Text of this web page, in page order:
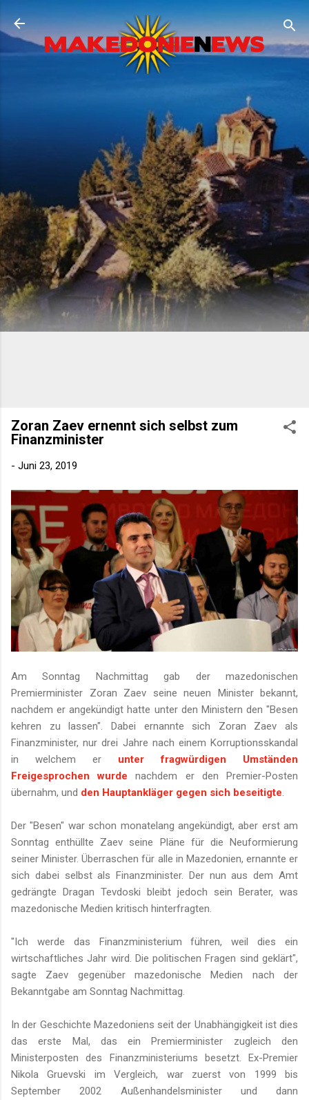
Direkt zum Hauptbereich
Zoran Zaev ernennt sich selbst zum
Finanzminister
- Juni 23, 2019
Am Sonntag Nachmittag gab der mazedonischen
Premierminister Zoran Zaev seine neuen Minister bekannt,
nachdem er angekündigt hatte unter den Ministern den "Besen
kehren zu lassen". Dabei ernannte sich Zoran Zaev als
Finanzminister, nur drei Jahre nach einem Korruptionsskandal
in welchem er unter fragwürdigen Umständen
Freigesprochen wurde nachdem er den Premier-Posten
übernahm, und den Hauptankläger gegen sich beseitigte.
Der "Besen" war schon monatelang angekündigt, aber erst am
Sonntag enthüllte Zaev seine Pläne für die Neuformierung
seiner Minister. Überraschen für alle in Mazedonien, ernannte er
sich dabei selbst als Finanzminister. Der nun aus dem Amt
gedrängte Dragan Tevdoski bleibt jedoch sein Berater, was
mazedonische Medien kritisch hinterfragten.
"Ich werde das Finanzministerium führen, weil dies ein
wirtschaftliches Jahr wird. Die politischen Fragen sind geklärt",
sagte Zaev gegenüber mazedonische Medien nach der
Bekanntgabe am Sonntag Nachmittag.
In der Geschichte Mazedoniens seit der Unabhängigkeit ist dies
das erste Mal, das ein Premierminister zugleich den
Ministerposten des Finanzministeriums besetzt. Ex-Premier
Nikola Gruevski im Vergleich, war zuerst von 1999 bis
September 2002 Außenhandelsminister und dann